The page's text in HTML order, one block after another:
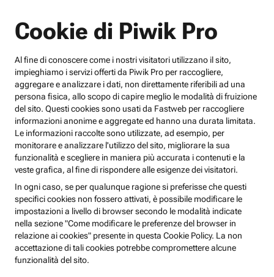
Cookie di Piwik Pro
Al fine di conoscere come i nostri visitatori utilizzano il sito,
impieghiamo i servizi offerti da Piwik Pro per raccogliere,
aggregare e analizzare i dati, non direttamente riferibili ad una
persona fisica, allo scopo di capire meglio le modalità di fruizione
del sito. Questi cookies sono usati da Fastweb per raccogliere
informazioni anonime e aggregate ed hanno una durata limitata.
Le informazioni raccolte sono utilizzate, ad esempio, per
monitorare e analizzare l'utilizzo del sito, migliorare la sua
funzionalità e scegliere in maniera più accurata i contenuti e la
veste grafica, al fine di rispondere alle esigenze dei visitatori.
In ogni caso, se per qualunque ragione si preferisse che questi
specifici cookies non fossero attivati, è possibile modificare le
impostazioni a livello di browser secondo le modalità indicate
nella sezione "Come modificare le preferenze del browser in
relazione ai cookies" presente in questa Cookie Policy. La non
accettazione di tali cookies potrebbe compromettere alcune
funzionalità del sito.